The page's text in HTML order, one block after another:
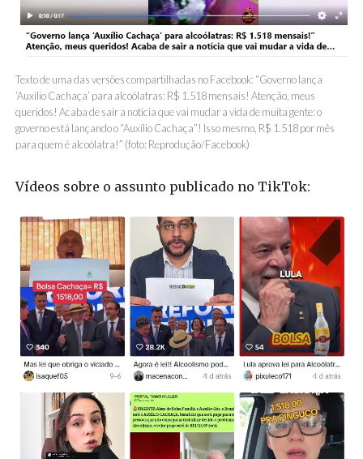
Texto de uma das versões compartilhadas no Facebook: “Governo lança
‘Auxílio Cachaça’ para alcoólatras: R$ 1.518 mensais! Atenção, meus
queridos! Acaba de sair a notícia que vai mudar a vida de muita gente: o
governo está lançando o “Auxílio Cachaça”! Isso mesmo, R$ 1.518 por mês
para quem é alcoólatra!” (foto: Reprodução/Facebook)
Vídeos sobre o assunto publicado no TikTok: